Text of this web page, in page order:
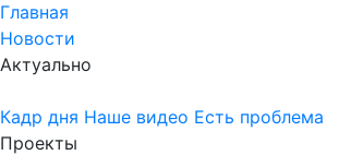
Главная
Новости
Актуально
Кадр дня Наше видео Есть проблема
Проекты